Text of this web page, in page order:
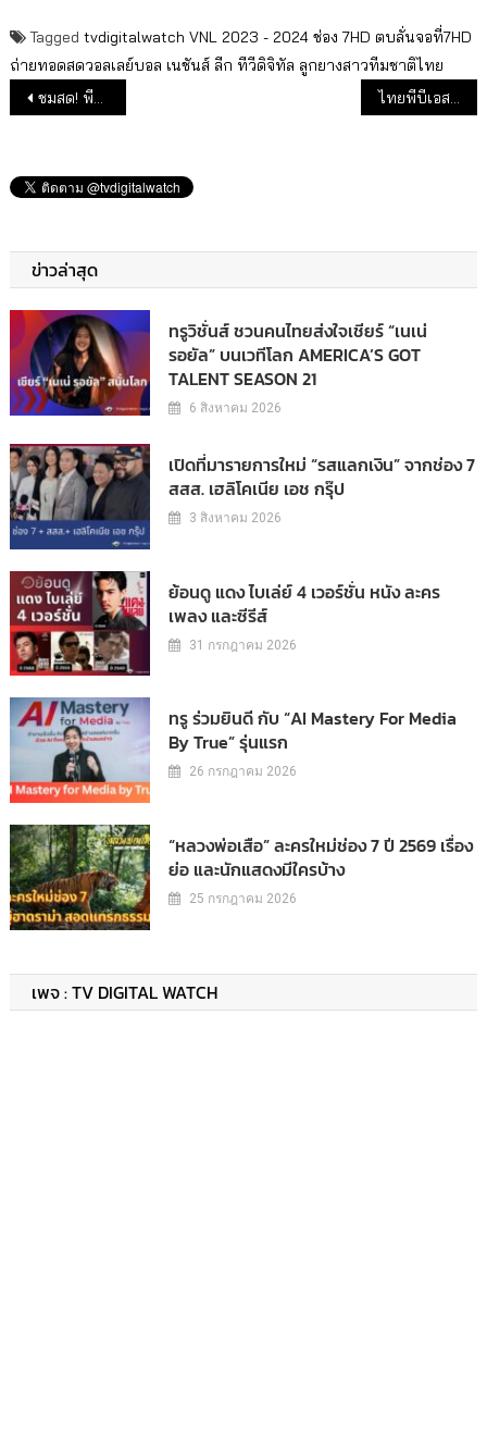
Tagged tvdigitalwatch VNL 2023 - 2024 ช่อง 7HD ตบลั่นจอที่7HD
ถ่ายทอดสดวอลเลย์บอล เนชันส์ ลีก ทีวีดิจิทัล ลูกยางสาวทีมชาติไทย
แนะแนวเรื่อง
ชมสด! พีพีทีวี วอลเลย์บอลสโมสรชายชิงแชมป์เอเชีย 2023 หน้าจอ-ออนไลน์ ไทยพีบีเอส รวมพลังสื่อ จัดดีเบต “นโยบายสาธารณสุขที่คนไทยต้องการ”
ข่าวล่าสุด
ทรูวิชั่นส์ ชวนคนไทยส่งใจเชียร์ “เนเน่
รอยัล” บนเวทีโลก AMERICA’S GOT
TALENT SEASON 21
6 สิงหาคม 2026
เปิดที่มารายการใหม่ “รสแลกเงิน” จากช่อง 7
สสส. เฮลิโคเนีย เอช กรุ๊ป
3 สิงหาคม 2026
ย้อนดู แดง ไบเล่ย์ 4 เวอร์ชั่น หนัง ละคร
เพลง และซีรีส์
31 กรกฎาคม 2026
ทรู ร่วมยินดี กับ “AI Mastery For Media
By True” รุ่นแรก
26 กรกฎาคม 2026
“หลวงพ่อเสือ” ละครใหม่ช่อง 7 ปี 2569 เรื่อง
ย่อ และนักแสดงมีใครบ้าง
25 กรกฎาคม 2026
เพจ : TV DIGITAL WATCH